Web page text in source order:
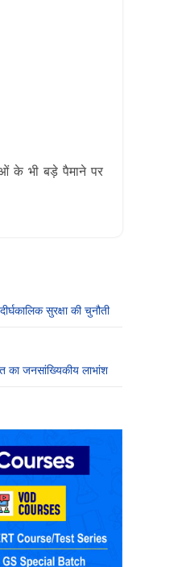
के भी बड़े पैमाने पर
सुरक्षा की चुनौती
का जनसांख्यिकीय लाभांश